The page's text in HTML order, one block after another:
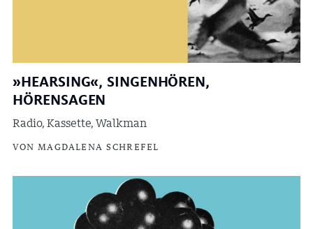
»HEARSING«, SINGENHÖREN,
HÖRENSAGEN
Radio, Kassette, Walkman
VON MAGDALENA SCHREFEL